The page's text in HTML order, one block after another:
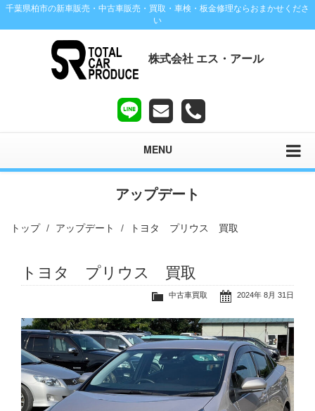
千葉県柏市の新車販売・中古車販売・買取・車検・板金修理ならおまかせくださ
い
株式会社 エス・アール
MENU
アップデート
トップ アップデート トヨタ プリウス 買取
トヨタ プリウス 買取
2024年 8月 31日
中古車買取